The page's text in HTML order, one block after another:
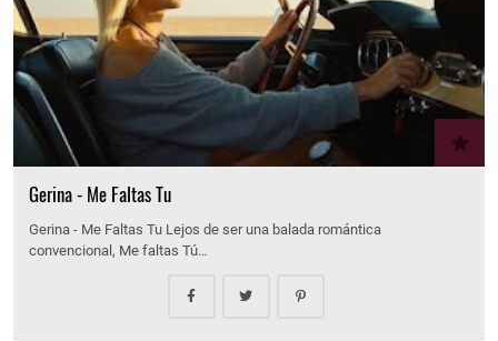
Gerina - Me Faltas Tu
Gerina - Me Faltas Tu Lejos de ser una balada romántica
convencional, Me faltas Tú…